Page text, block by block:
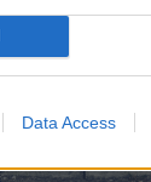
Data Access